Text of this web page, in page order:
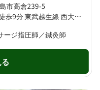
市高倉239-5
東武越生線 一本松駅より徒歩9分 東武越生線 西大家駅より徒歩22分
ージ指圧師／鍼灸師